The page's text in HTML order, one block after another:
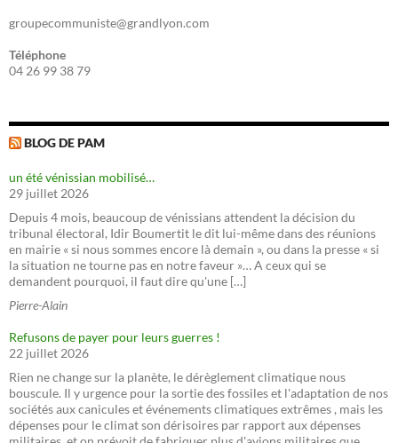
groupecommuniste@grandlyon.com
Téléphone
04 26 99 38 79
BLOG DE PAM
un été vénissian mobilisé…
29 juillet 2026
Depuis 4 mois, beaucoup de vénissians attendent la décision du
tribunal électoral, Idir Boumertit le dit lui-même dans des réunions
en mairie « si nous sommes encore là demain », ou dans la presse « si
la situation ne tourne pas en notre faveur »… A ceux qui se
demandent pourquoi, il faut dire qu'une […]
Pierre-Alain
Refusons de payer pour leurs guerres !
22 juillet 2026
Rien ne change sur la planète, le dérèglement climatique nous
bouscule. Il y urgence pour la sortie des fossiles et l'adaptation de nos
sociétés aux canicules et événements climatiques extrêmes , mais les
dépenses pour le climat son dérisoires par rapport aux dépenses